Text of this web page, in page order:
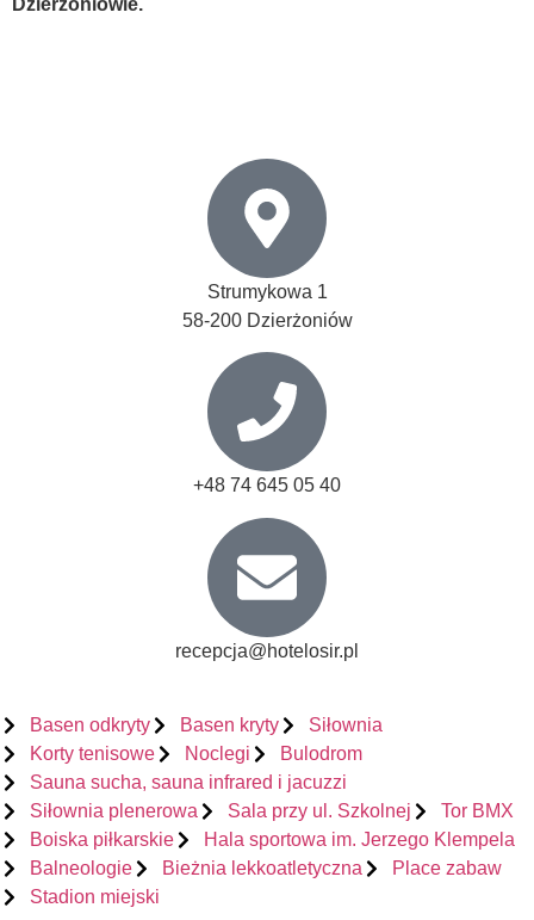
Dzierżoniowie.
Strumykowa 1
58-200 Dzierżoniów
+48 74 645 05 40
recepcja@hotelosir.pl
Basen odkryty Basen kryty
Siłownia
Korty tenisowe
Noclegi
Bulodrom
Sauna sucha, sauna infrared i jacuzzi
Siłownia plenerowa
Sala przy ul. Szkolnej
Tor BMX
Boiska piłkarskie
Hala sportowa im. Jerzego Klempela
Balneologie
Bieżnia lekkoatletyczna
Place zabaw
Stadion miejski